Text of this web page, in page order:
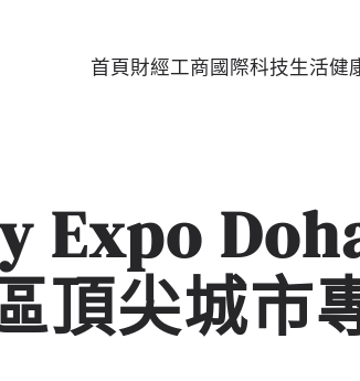
首頁財經工商國際科技生活健
Expo
頂尖城市